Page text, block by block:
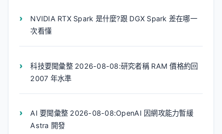
NVIDIA RTX Spark 是什麼?跟 DGX Spark 差在哪一
次看懂
科技要聞彙整 2026-08-08:研究者稱 RAM 價格約回
2007 年水準
AI 要聞彙整 2026-08-08:OpenAI 因網攻能力暫緩
Astra 開發